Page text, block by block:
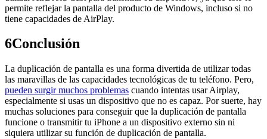
permite reflejar la pantalla del producto de Windows, incluso si no
tiene capacidades de AirPlay.
6Conclusión
La duplicación de pantalla es una forma divertida de utilizar todas
las maravillas de las capacidades tecnológicas de tu teléfono. Pero,
pueden surgir muchos problemas cuando intentas usar Airplay,
especialmente si usas un dispositivo que no es capaz. Por suerte, hay
muchas soluciones para conseguir que la duplicación de pantalla
funcione o transmitir tu iPhone a un dispositivo externo sin ni
siquiera utilizar su función de duplicación de pantalla.